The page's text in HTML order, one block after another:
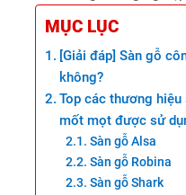
MỤC LỤC
[Giải đáp] Sàn gỗ
không?
Top các thương
mốt mọt được sử
Sàn gỗ Alsa
Sàn gỗ Robina
Sàn gỗ Shark